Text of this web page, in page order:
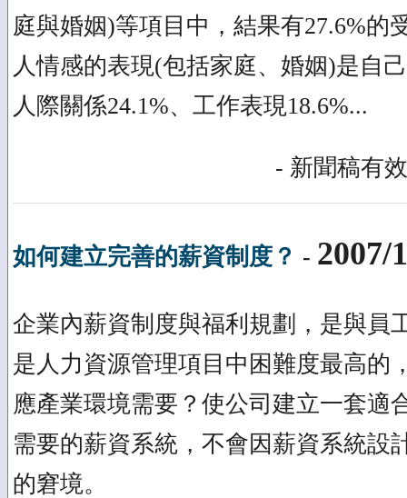
庭與婚姻)等項目中，結果有27.6%的
人情感的表現(包括家庭、婚姻)是自
人際關係24.1%、工作表現18.6%...
- 新聞稿有
如何建立完善的薪資制度？ - 2007/
企業內薪資制度與福利規劃，是與員
是人力資源管理項目中困難度最高的
應產業環境需要？使公司建立一套適
需要的薪資系統，不會因薪資系統設
的窘境。